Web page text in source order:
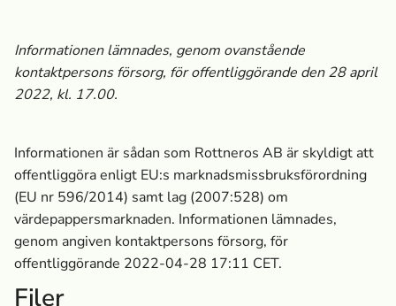
Informationen lämnades, genom ovanstående
kontaktpersons försorg, för offentliggörande den 28 april
2022, kl. 17.00.
Informationen är sådan som Rottneros AB är skyldigt att
offentliggöra enligt EU:s marknads­missbruksförordning
(EU nr 596/2014) samt lag (2007:528) om
värdepappersmarknaden. Informationen lämnades,
genom angiven kontaktpersons försorg, för
offentliggörande 2022-04-28 17:11 CET.
Filer